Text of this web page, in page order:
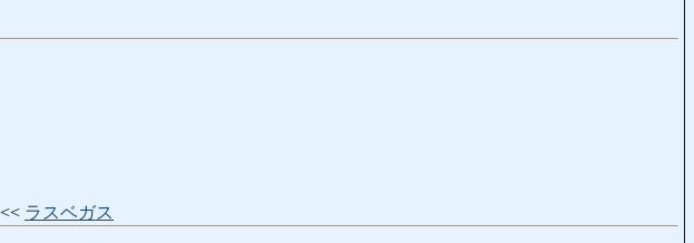
ラスベガス